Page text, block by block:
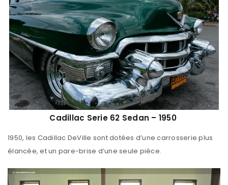
Cadillac Serie 62 Sedan – 1950
1950, les Cadillac DeVille sont dotées d’une carrosserie plus
élancée, et un pare-brise d’une seule pièce.